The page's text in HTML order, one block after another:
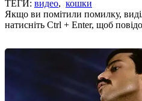
ТЕГИ: видео, кошки
Якщо ви помітили помилку,
натисніть Ctrl + Enter, щоб